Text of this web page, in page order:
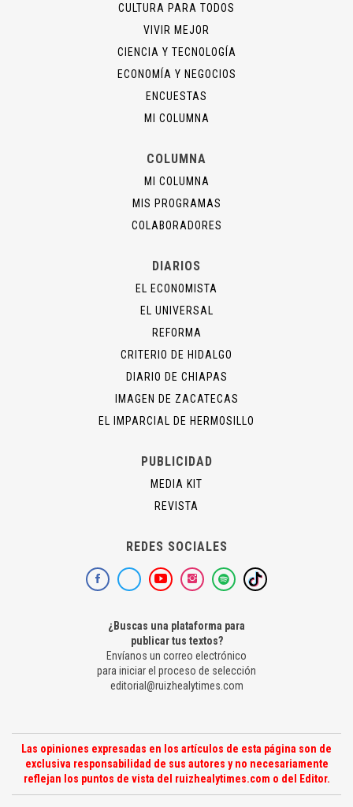
CULTURA PARA TODOS
VIVIR MEJOR
CIENCIA Y TECNOLOGÍA
ECONOMÍA Y NEGOCIOS
ENCUESTAS
MI COLUMNA
COLUMNA
MI COLUMNA
MIS PROGRAMAS
COLABORADORES
DIARIOS
EL ECONOMISTA
EL UNIVERSAL
REFORMA
CRITERIO DE HIDALGO
DIARIO DE CHIAPAS
IMAGEN DE ZACATECAS
EL IMPARCIAL DE HERMOSILLO
PUBLICIDAD
MEDIA KIT
REVISTA
REDES SOCIALES
¿Buscas una plataforma para
publicar tus textos?
Envíanos un correo electrónico
para iniciar el proceso de selección
editorial@ruizhealytimes.com
Las opiniones expresadas en los artículos de esta página son de
exclusiva responsabilidad de sus autores y no necesariamente
reflejan los puntos de vista del ruizhealytimes.com o del Editor.